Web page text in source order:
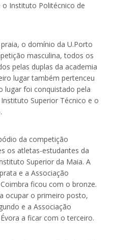
Instituto Politécnico de
o domínio da U.Porto
masculina, todos os
pelas duplas da academia
lugar também pertenceu
lugar foi conquistado pela
Superior Técnico e o
da competição
os atletas-estudantes da
Superior da Maia. A
e a Associação
ficou com o bronze.
ocupar o primeiro posto,
e a Associação
a ficar com o terceiro.